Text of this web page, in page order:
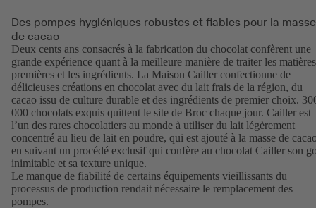
Des pompes hygiéniques robustes et fiables pour la masse
de cacao
Deux cents ans consacrés à la fabrication du chocolat confèrent une
grande expérience quant à la meilleure manière de traiter les matières
premières et les ingrédients. La Maison Cailler confectionne de
délicieuses créations en chocolat avec du lait frais de la région, du
cacao issu de culture durable et des ingrédients de premier choix.
000 chocolats exquis quittent le site de Broc chaque jour. Cailler est
l’un des rares chocolatiers au monde à utiliser du lait légèrement
concentré au lieu de lait en poudre, qui est ajouté à la masse de
en suivant un procédé exclusif qui confère au chocolat Cailler son
inimitable et sa texture unique.
Le manque de fiabilité de certains équipements vieillissants du
processus de production rendait nécessaire le remplacement des
pompes.